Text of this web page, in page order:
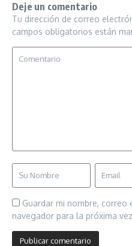
Deje un comentario
Tu dirección de correo
campos obligatorios están
Guardar mi nombre,
navegador para la próxima